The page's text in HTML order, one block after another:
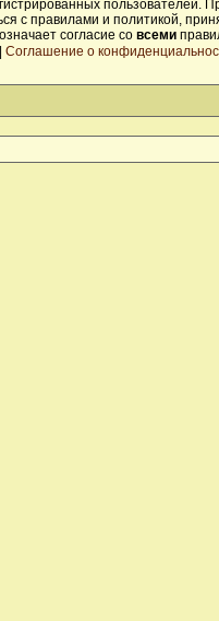
пользователей.
с правилами и политикой,
согласие со всеми
Соглашение о